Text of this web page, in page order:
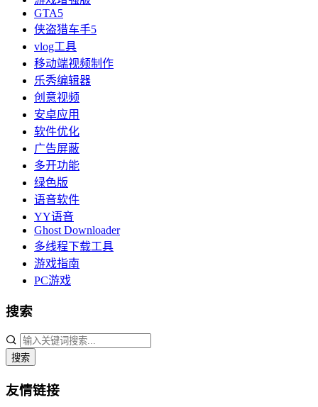
GTA5
侠盗猎车手5
vlog工具
移动端视频制作
乐秀编辑器
创意视频
安卓应用
软件优化
广告屏蔽
多开功能
绿色版
语音软件
YY语音
Ghost Downloader
多线程下载工具
游戏指南
PC游戏
搜索
搜索
友情链接